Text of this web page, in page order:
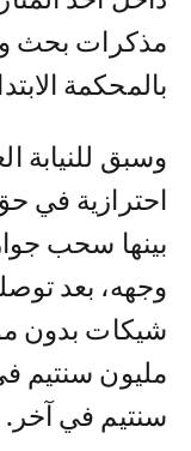
مذكرات بحث
بالمحكمة
وسبق للنيابة
احترازية في
بينها سحب
وجهه، بعد
سنتيم في آخر.